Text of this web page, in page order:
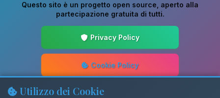
Questo sito è un progetto open source , aperto alla
partecipazione gratuita di tutti.
Privacy Policy
Cookie Policy
Guida alla Scrittura
Utilizzo dei Cookie